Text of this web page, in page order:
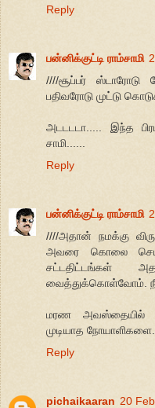
Reply
பன்னிக்குட்டி ராம்சாமி
////சூப்பர்
பதிவரோடு முட்டு
அடடடடா..... இந்த
சாமி......
Reply
பன்னிக்குட்டி ராம்சாமி
////அதான் நமக்கு
அவரை கொலை
சட்டதிட்டங்கள்
வைத்துக்கொள்வோம்.
மரண அவஸ்தையில்
முடியாத
Reply
pichaikaaran 20